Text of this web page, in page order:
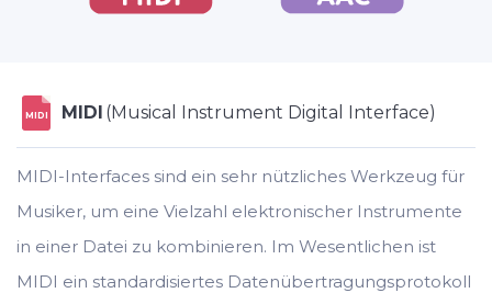
MIDI MIDI (Musical Instrument Digital Interface)
MIDI-Interfaces sind ein sehr nützliches Werkzeug für
Musiker, um eine Vielzahl elektronischer Instrumente
in einer Datei zu kombinieren. Im Wesentlichen ist
MIDI ein standardisiertes Datenübertragungsprotokoll